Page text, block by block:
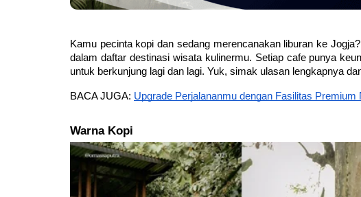
Kamu pecinta kopi dan sedang merencanakan liburan ke
dalam daftar destinasi wisata kulinermu. Setiap cafe punya
untuk berkunjung lagi dan lagi. Yuk, simak ulasan lengkapnya
BACA JUGA: Upgrade Perjalananmu dengan Fasilitas
Warna Kopi